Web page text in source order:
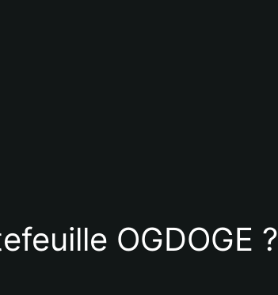
OGDOGE ?